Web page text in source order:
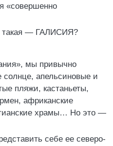
«совершенно
такая — ГАЛИСИЯ?
мы привычно
солнце, апельсиновые и
пляжи, кастаньеты,
африканские
храмы… Но это —
себе ее северо-